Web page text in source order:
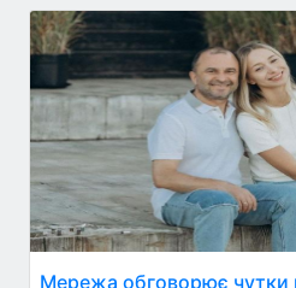
Мережа обговорює чутки